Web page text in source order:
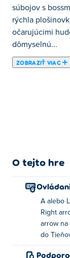
súbojov s
rýchla
očarujúcimi
dômyselnú...
ZOBRAZIŤ VIAC
rýchla
očarujúcimi
dômyselnú
veľa
tieňov!
Ako môžem
Presun
O tejto hre
A alebo
Right
arrow na
do